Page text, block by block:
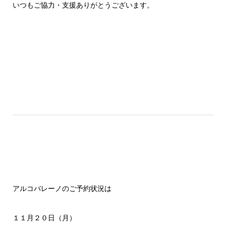
いつもご協力・支援ありがとうございます。
アルコバレーノのご予約状況は
１１月２０日（月）